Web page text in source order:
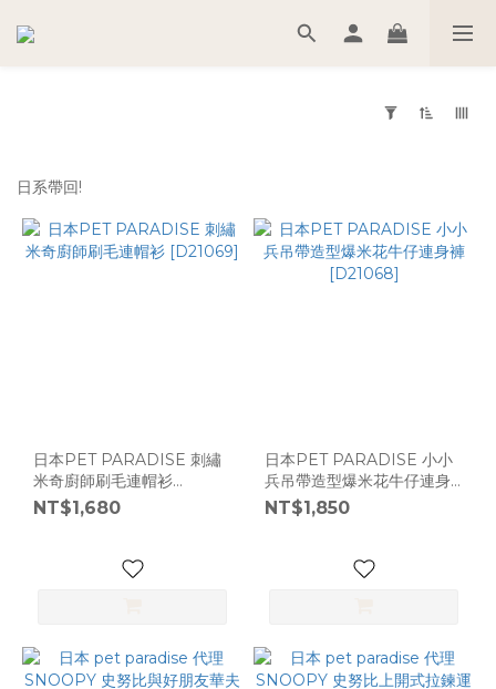
篩
(0/20)
(518)
2S
(415)
SM
日系帶回!
日本PET PARADISE 刺繡
米奇廚師刷毛連帽衫
[D21069]
NT$1,680
日本PET PARADISE 小小
兵吊帶造型爆米花牛仔連身
褲 [D21068]
NT$1,850